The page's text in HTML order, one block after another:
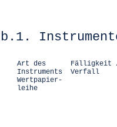
b.1.
Art des      Fälligkeit
Instruments  Verfall
Wertpapier-
    leihe